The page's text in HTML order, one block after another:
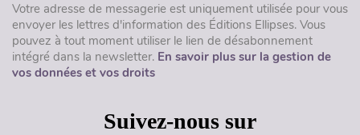
Votre adresse de messagerie est uniquement utilisée pour vous
envoyer les lettres d'information des Éditions Ellipses. Vous
pouvez à tout moment utiliser le lien de désabonnement
intégré dans la newsletter. En savoir plus sur la gestion de
vos données et vos droits
Suivez-nous sur